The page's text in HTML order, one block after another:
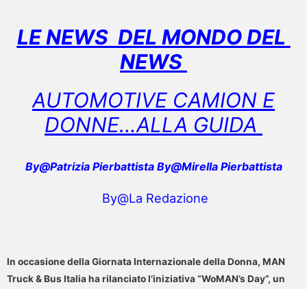
LE NEWS DEL MONDO DEL
NEWS
AUTOMOTIVE CAMION E
DONNE…ALLA GUIDA
By@Patrizia Pierbattista By@Mirella Pierbattista
By@La Redazione
In occasione della Giornata Internazionale della Donna, MAN
Truck & Bus Italia ha rilanciato l’iniziativa “WoMAN’s Day”, un